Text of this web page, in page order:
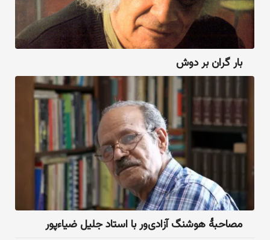
بار گران بر دوش
مصاحبهٔ هوشنگ آزادی‌ور با استاد جلیل ضیاءپور